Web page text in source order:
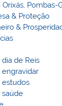
Pombas-
& Proteção
&
de Reis
engravidar
estudos
saúde